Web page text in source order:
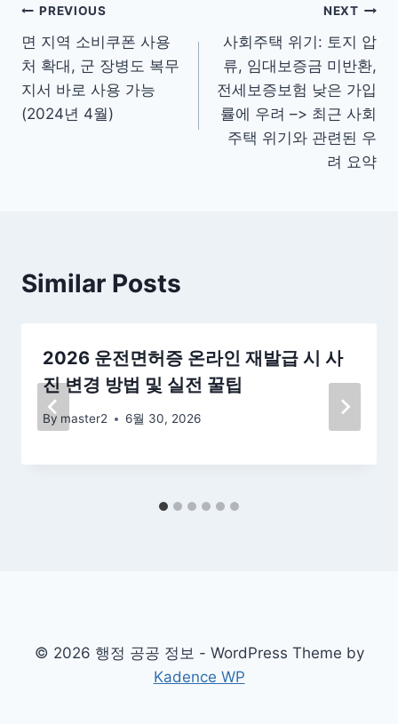
글
탐
색
PREVIOUS
면 지역 소비쿠폰 사용
처 확대, 군 장병도 복무
지서 바로 사용 가능
(2024년 4월)
NEXT
사회주택 위기: 토지 압
류, 임대보증금 미반환,
전세보증보험 낮은 가입
률에 우려 –> 최근 사회
주택 위기와 관련된 우
려 요약
Similar Posts
2026 운전면허증 온라인 재발급 시 사
진 변경 방법 및 실전 꿀팁
By master2 6월 30, 2026
© 2026 행정 공공 정보 - WordPress Theme by
Kadence WP